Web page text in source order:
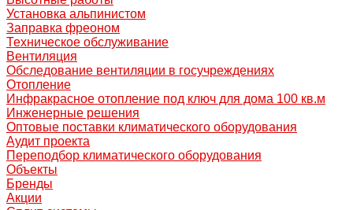
Установка альпинистом
Заправка фреоном
Техническое обслуживание
Вентиляция
Обследование вентиляции в госучреждениях
Отопление
Инфракрасное отопление под ключ для дома 100 кв.м
Инженерные решения
Оптовые поставки климатического оборудования
Аудит проекта
Переподбор климатического оборудования
Объекты
Бренды
Акции